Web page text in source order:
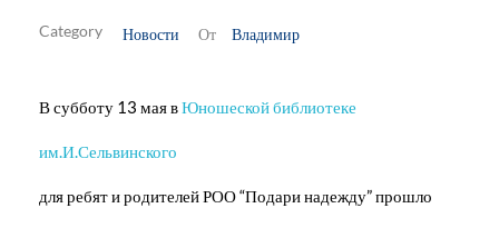
От Владимир
Новости
В субботу 13 мая вЮношеской библиотеке
им.И.Сельвинского
для ребят и родителей РОО “Подари надежду” прошло